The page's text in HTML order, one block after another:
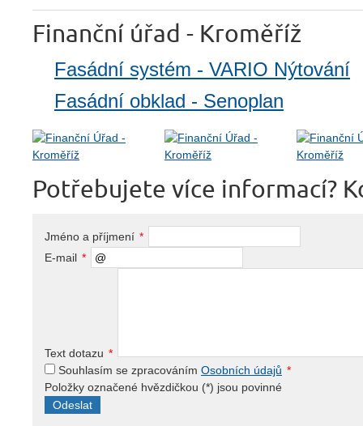
Finanční úřad - Kroměříž
Fasádní systém - VARIO Nýtování
Fasádní obklad - Senoplan
Potřebujete více informací?
Jméno a příjmení *
E-mail *
Text dotazu *
Souhlasím se zpracováním Osobních údajů *
Položky označené hvězdičkou (*) jsou povinné